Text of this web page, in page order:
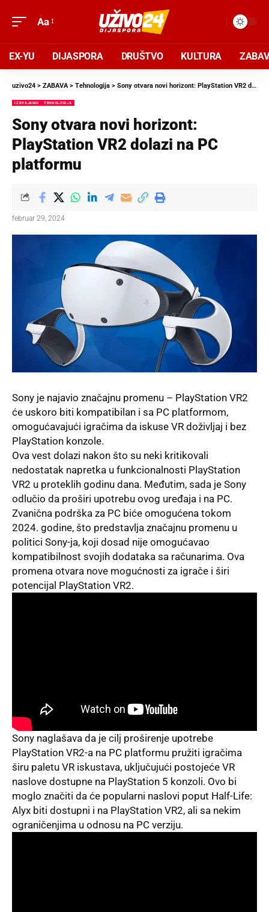
Aa
EX-YU DIJASPORA DRUŠTVO KULTURA
uzivo24 > ZABAVA> Tehnologija > Sony otvara novi horizont: PlayStation VR2 dolazi na PC platformu
IZDVAJAMO TEHNOLOGIJA
Sony otvara novi horizont:
PlayStation VR2 dolazi na PC
platformu
februar 29, 2024
Sony je najavio značajnu promenu – PlayStation VR2
će uskoro biti kompatibilan i sa PC platformom,
omogućavajući igračima da iskuse VR doživljaj i bez
PlayStation konzole.
Ova vest dolazi nakon što su neki kritikovali
nedostatak napretka u funkcionalnosti PlayStation
VR2 u proteklih godinu dana. Međutim, sada je Sony
odlučio da proširi upotrebu ovog uređaja i na PC.
Zvanična podrška za PC biće omogućena tokom
2024. godine, što predstavlja značajnu promenu u
politici Sony-ja, koji dosad nije omogućavao
kompatibilnost svojih dodataka sa računarima. Ova
promena otvara nove mogućnosti za igrače i širi
potencijal PlayStation VR2.
Sony naglašava da je cilj proširenje upotrebe
PlayStation VR2-a na PC platformu pružiti igračima
širu paletu VR iskustava, uključujući postojeće VR
naslove dostupne na PlayStation 5 konzoli. Ovo bi
moglo značiti da će popularni naslovi poput Half-Life:
Alyx biti dostupni i na PlayStation VR2, ali sa nekim
ograničenjima u odnosu na PC verziju.